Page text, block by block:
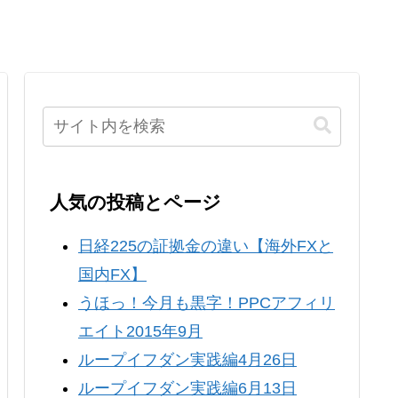
人気の投稿とページ
日経225の証拠金の違い【海外FXと
国内FX】
うほっ！今月も黒字！PPCアフィリ
エイト2015年9月
ループイフダン実践編4月26日
ループイフダン実践編6月13日